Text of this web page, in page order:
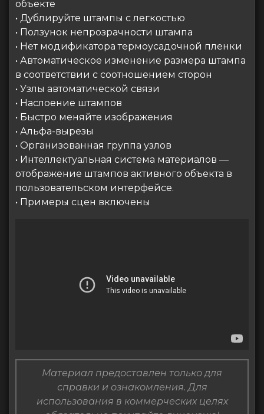
объекте
• Дублируйте штампы с легкостью
• Ползунок непрозрачности штампа
• Нет модификатора термоусадочной пленки
• Автоматическое изменение размера штампа
в соответствии с соотношением сторон
• Узлы автоматической связи
• Наслоение штампов
• Быстро меняйте изображения
• Альфа-вырезы
• Организованная группа узлов
• Интеллектуальная система материалов —
отображение штампов активного объекта в
пользовательском интерфейсе.
• Примеры сцен включены
Материал предоставлен только для
справки и ознакомления. Для
использования в коммерческих целях